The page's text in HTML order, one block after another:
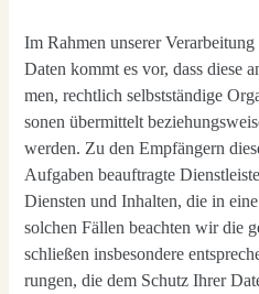
Im Rah­men unse­rer
Daten kommt es vor, dass die­se
men, recht­lich selbst­stän­di­ge
so­nen über­mit­telt
wer­den. Zu den Emp­fän­gern
Auf­ga­ben beauf­trag­te
Diens­ten und Inhal­ten, die in
sol­chen Fäl­len beach­ten wir die
schlie­ßen ins­be­son­de­re
run­gen, die dem Schutz Ihrer